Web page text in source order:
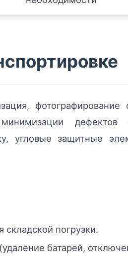
фотографирование
дефектов
угловые защитные
складской погрузки.
батарей,